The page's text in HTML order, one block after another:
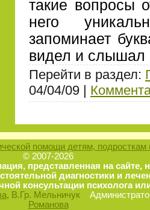
такие вопросы
него
запоминает
видел и слышал
Перейти в раздел:
04/04/09 |
помощи детям, подросткам
© 2007-2026
представленная на сайте,
диагностики и
консультации психолога
, В.Гр. Мельничук
Романова